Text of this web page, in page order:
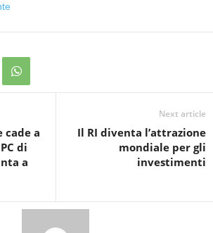
cade a
di
a
Next article
Il RI diventa l’attrazione
mondiale per gli
investimenti